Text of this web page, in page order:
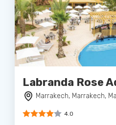
Labranda Rose
Marrakech, Marrakech,
4.0